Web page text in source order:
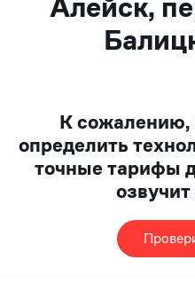
Алейск,
К сожалению,
определить
точные тарифы